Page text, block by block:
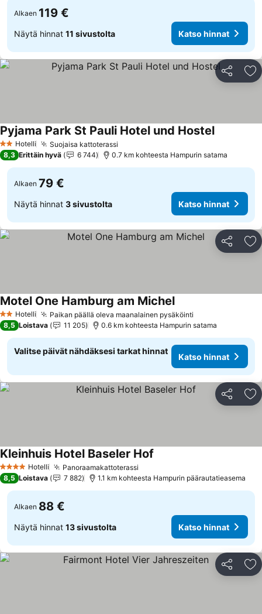
Alkaen 119 €
Näytä hinnat 11 sivustolta Katso hinnat
Jaa
2 Tähtiluokitus
Hotelli Suojaisa kattoterassi
Pyjama Park St Pauli Hotel und HostelKatso
8,3 Erittäin hyvä 6 744 0.7 km kohteesta Hampurin satama
Alkaen 79 €
Näytä hinnat 3 sivustolta Katso hinnat
Jaa
2 Tähtiluokitus
Hotelli Paikan päällä oleva maanalainen pysäköinti
Motel One Hamburg am MichelKatso hinnat
8,5 Loistava 11 205 0.6 km kohteesta Hampurin satama
Valitse päivät nähdäksesi tarkat hinnat
Katso hinnat
Jaa
4 Tähtiluokitus
Hotelli Panoraamakattoterassi
Kleinhuis Hotel Baseler Hof
8,5 Loistava 7 882 1.1 km kohteesta Hampurin päärautatieasema
Alkaen 88 €
Näytä hinnat 13 sivustolta Katso hinnat
Jaa